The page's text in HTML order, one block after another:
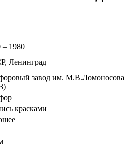
– 1980
Ленинград
завод им. М.В.Ломоносова
красками